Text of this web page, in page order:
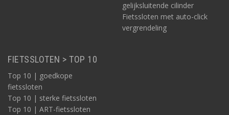
gelijksluitende cilinder
Fietssloten met auto-click
vergrendeling
FIETSSLOTEN > TOP 10
Top 10 | goedkope
fietssloten
Top 10 | sterke fietssloten
Top 10 | ART-fietssloten